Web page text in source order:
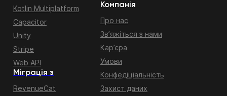
Міграція з
RevenueCat
Kotlin Multiplatform
Capacitor
Unity
Stripe
Web API
Компанія
Про нас
Зв’яжіться з нами
Кар’єра
Умови
Конфедіціальність
Захист даних